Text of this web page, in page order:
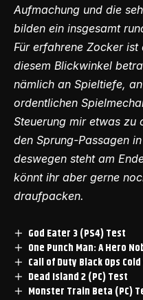
Aufmachung und die
bilden ein insgesamt
Für erfahrene Zocker
diesem Blickwinkel
nämlich an Spieltiefe,
ordentlichen
Steuerung mir etwas zu
den Sprung-Passagen
deswegen steht am
könnt ihr aber gerne
draufpacken.
God Eater 3 (PS4) Test
One Punch Man: A Hero
Call of Duty Black Ops
Dead Island 2 (PC) Test
Monster Train Beta (PC)